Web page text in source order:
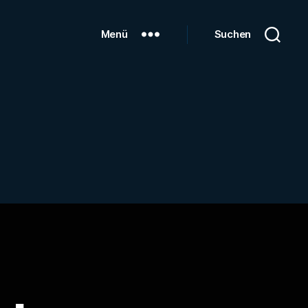
Menü Suchen